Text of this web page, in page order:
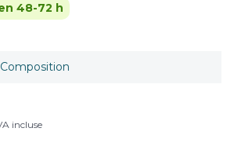
48-72 h
Composition
incluse